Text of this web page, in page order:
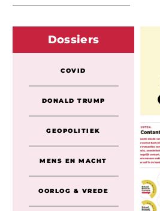
Dossiers
COVID
DONALD TRUMP
GEOPOLITIEK
MENS EN MACHT
OORLOG & VREDE